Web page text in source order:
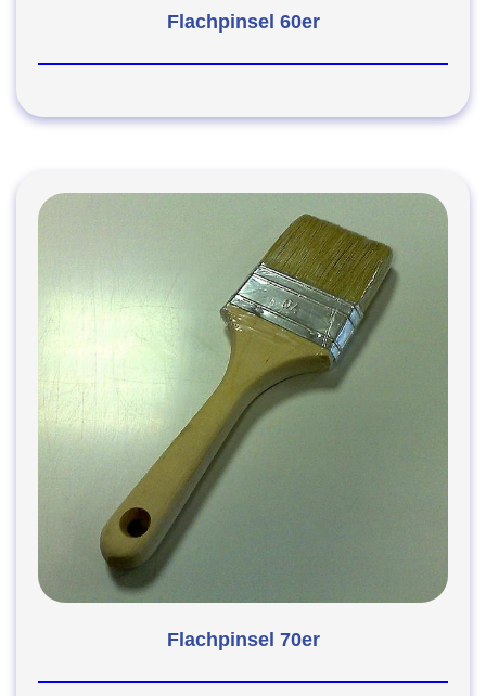
Flachpinsel 60er
Flachpinsel 70er